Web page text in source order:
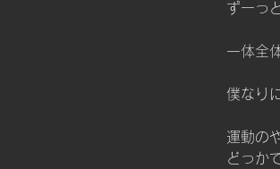
ずーっ
一体全
僕なり
運動の
どっか